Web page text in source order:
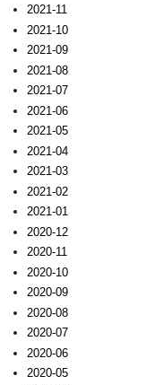
2021-11
2021-10
2021-09
2021-08
2021-07
2021-06
2021-05
2021-04
2021-03
2021-02
2021-01
2020-12
2020-11
2020-10
2020-09
2020-08
2020-07
2020-06
2020-05